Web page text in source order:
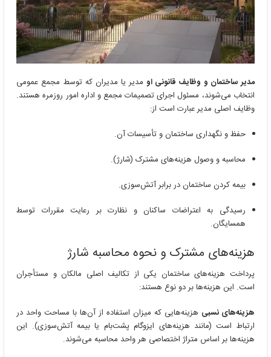
مدیر ساختمان و وظایف قانونی اومدیر یا مدیران که توسط مجمع عمومی
انتخاب می‌شوند، مسئول اجرای تصمیمات مجمع و اداره امور روزمره هستند.
وظایف اصلی مدیر عبارت است از:
حفظ و نگهداری ساختمان و تأسیسات آن.
محاسبه و وصول هزینه‌های مشترک (شارژ).
بیمه کردن ساختمان در برابر آتش‌سوزی.
رسیدگی به اعتراضات ساکنان و نظارت بر رعایت مقررات توسط
همسایگان.
هزینه‌های مشترک و نحوه محاسبه شارژ
پرداخت هزینه‌های ساختمان یکی از تکالیف اصلی مالکان و مستأجران
است. این هزینه‌ها بر دو نوع هستند:
هزینه‌های نسبی هزینه‌هایی که میزان استفاده از آن‌ها با مساحت واحد در
ارتباط است (مانند هزینه‌های ایزوگام پشت‌بام یا بیمه آتش‌سوزی). این
هزینه‌ها بر اساس متراژ اختصاصی هر واحد محاسبه می‌شوند.